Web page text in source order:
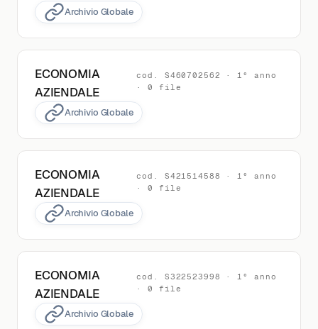
Archivio Globale
ECONOMIA
AZIENDALE
cod. S460702562 · 1° anno
· 0 file
Archivio Globale
ECONOMIA
AZIENDALE
cod. S421514588 · 1° anno
· 0 file
Archivio Globale
ECONOMIA
AZIENDALE
cod. S322523998 · 1° anno
· 0 file
Archivio Globale